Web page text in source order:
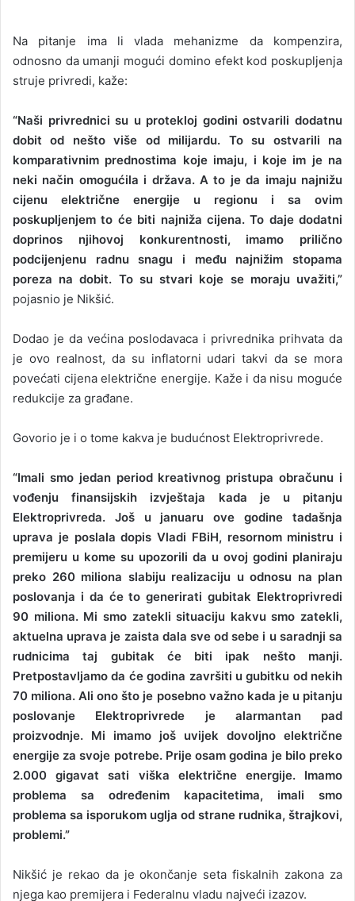
Na pitanje ima li vlada mehanizme da kompenzira,
odnosno da umanji mogući domino efekt kod poskupljenja
struje privredi, kaže:
“Naši privrednici su u protekloj godini ostvarili dodatnu
dobit od nešto više od milijardu. To su ostvarili na
komparativnim prednostima koje imaju, i koje im je na
neki način omogućila i država. A to je da imaju najnižu
cijenu električne energije u regionu i sa ovim
poskupljenjem to će biti najniža cijena. To daje dodatni
doprinos njihovoj konkurentnosti, imamo prilično
podcijenjenu radnu snagu i među najnižim stopama
poreza na dobit. To su stvari koje se moraju uvažiti,”
pojasnio je Nikšić.
Dodao je da većina poslodavaca i privrednika prihvata da
je ovo realnost, da su inflatorni udari takvi da se mora
povećati cijena električne energije. Kaže i da nisu moguće
redukcije za građane.
Govorio je i o tome kakva je budućnost Elektroprivrede.
“Imali smo jedan period kreativnog pristupa obračunu i
vođenju finansijskih izvještaja kada je u pitanju
Elektroprivreda. Još u januaru ove godine tadašnja
uprava je poslala dopis Vladi FBiH, resornom ministru i
premijeru u kome su upozorili da u ovoj godini planiraju
preko 260 miliona slabiju realizaciju u odnosu na plan
poslovanja i da će to generirati gubitak Elektroprivredi
90 miliona. Mi smo zatekli situaciju kakvu smo zatekli,
aktuelna uprava je zaista dala sve od sebe i u saradnji sa
rudnicima taj gubitak će biti ipak nešto manji.
Pretpostavljamo da će godina završiti u gubitku od nekih
70 miliona. Ali ono što je posebno važno kada je u pitanju
poslovanje Elektroprivrede je alarmantan pad
proizvodnje. Mi imamo još uvijek dovoljno električne
energije za svoje potrebe. Prije osam godina je bilo preko
2.000 gigavat sati viška električne energije. Imamo
problema sa određenim kapacitetima, imali smo
problema sa isporukom uglja od strane rudnika, štrajkovi,
problemi.”
Nikšić je rekao da je okončanje seta fiskalnih zakona za
njega kao premijera i Federalnu vladu najveći izazov.